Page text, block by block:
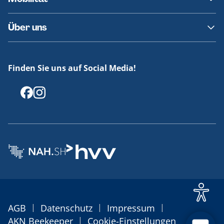
Fundsachen
Häufige Fragen
Barrierefreies Reisen
Erklärung Barrierefreiheit
Über uns
Offenlegungen
Finden Sie uns auf Social Media!
AGB | Datenschutz | Impressum |
AKN Beekeeper | Cookie-Einstellungen